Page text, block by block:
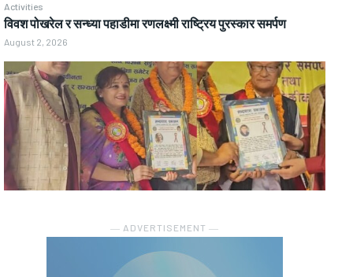
Activities
विवश पोखरेल र सन्ध्या पहाडीमा रणलक्ष्मी राष्ट्रिय पुरस्कार समर्पण
August 2, 2026
― ADVERTISEMENT ―